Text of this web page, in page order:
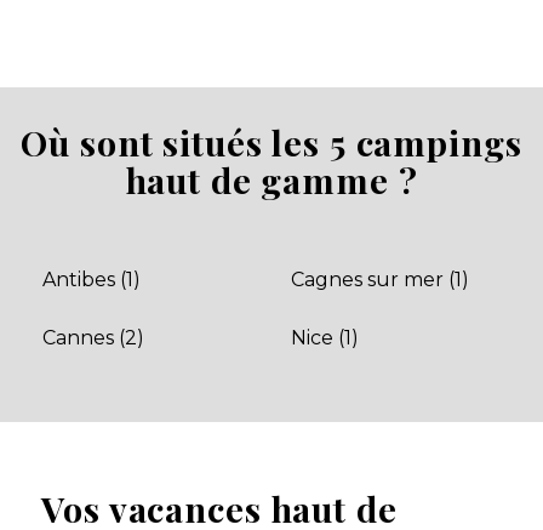
Vos vacances haut de
Découvrir
Roquette-sur-Siagne, Alpes-Maritimes Provence ,
Provence-Alpes-Côte d'Azur
Où sont situés les 5 campings
haut de gamme ?
Antibes (1) Cagnes sur mer (1)
Cannes (2) Nice (1)